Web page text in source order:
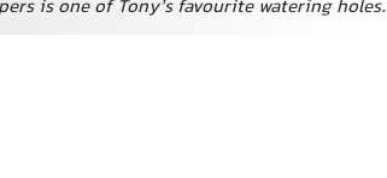
is one of Tony’s favourite watering holes.